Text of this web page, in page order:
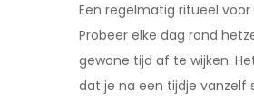
Een regelmatig ritueel
Probeer elke dag rond
gewone tijd af te wijken.
dat je na een tijdje vanzelf